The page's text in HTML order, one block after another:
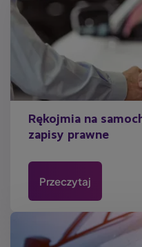
Rękojmia na
zapisy prawne
Przeczytaj